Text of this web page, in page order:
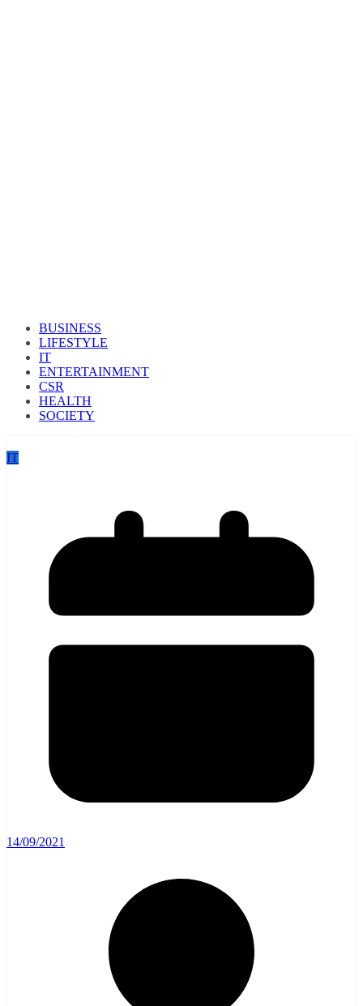
BUSINESS
LIFESTYLE
IT
ENTERTAINMENT
CSR
HEALTH
SOCIETY
IT
14/09/2021